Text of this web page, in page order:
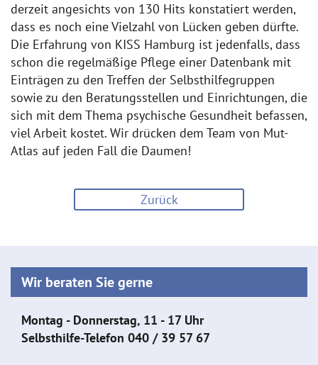
derzeit angesichts von 130 Hits konstatiert werden,
dass es noch eine Vielzahl von Lücken geben dürfte.
Die Erfahrung von KISS Hamburg ist jedenfalls, dass
schon die regelmäßige Pflege einer Datenbank mit
Einträgen zu den Treffen der Selbsthilfegruppen
sowie zu den Beratungsstellen und Einrichtungen, die
sich mit dem Thema psychische Gesundheit befassen,
viel Arbeit kostet. Wir drücken dem Team von Mut-
Atlas auf jeden Fall die Daumen!
Zurück
Wir beraten Sie gerne
Montag - Donnerstag, 11 - 17 Uhr
Selbsthilfe-Telefon 040 / 39 57 67